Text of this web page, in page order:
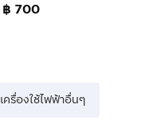
฿ 700
เครื่องใช้ไฟฟ้าอื่นๆ